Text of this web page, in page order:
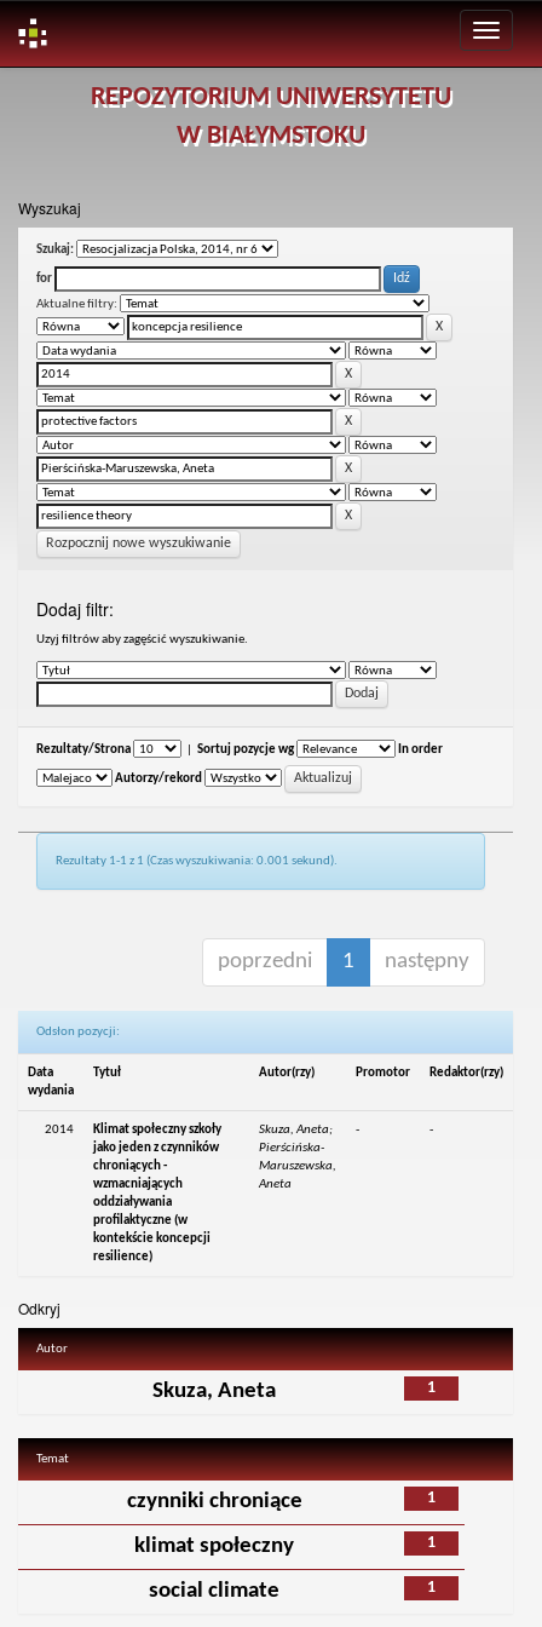
REPOZYTORIUM UNIWERSYTETU
W BIAŁYMSTOKU
Wyszukaj
Szukaj:
for
Aktualne filtry:
Rozpocznij nowe wyszukiwanie
Dodaj filtr:
Uzyj filtrów aby zagęścić wyszukiwanie.
Rezultaty/Strona Sortuj pozycje wg In order
Autorzy/rekord
Rezultaty 1-1 z 1 (Czas wyszukiwania: 0.001 sekund).
poprzedni 1 następny
Odsłon pozycji:
Data
wydania
Tytuł Autor(rzy) Promotor Redaktor(rzy)
2014
Klimat społeczny szkoły
jako jeden z czynników
chroniących -
wzmacniających
oddziaływania
profilaktyczne (w
kontekście koncepcji
resilience)
Skuza, Aneta;
Pierścińska-
Maruszewska,
Aneta
- -
Odkryj
Autor
1
Skuza, Aneta
Temat
1
czynniki chroniące
1
klimat społeczny
1
social climate